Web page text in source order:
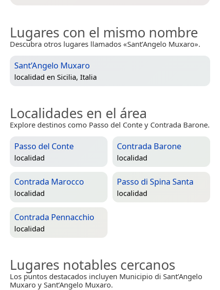
Lugares con el mismo nombre
Descubra otros lugares llamados «Sant’Angelo Muxaro».
Sant’Angelo Muxaro
localidad en Sicilia, Italia
Localidades en el área
Explore destinos como Passo del Conte y Contrada Barone.
Passo del Conte
localidad
Contrada Barone
localidad
Contrada Marocco
localidad
Passo di Spina Santa
localidad
Contrada Pennacchio
localidad
Lugares notables cercanos
Los puntos destacados incluyen Municipio di Sant’Angelo
Muxaro y Sant’Angelo Muxaro.